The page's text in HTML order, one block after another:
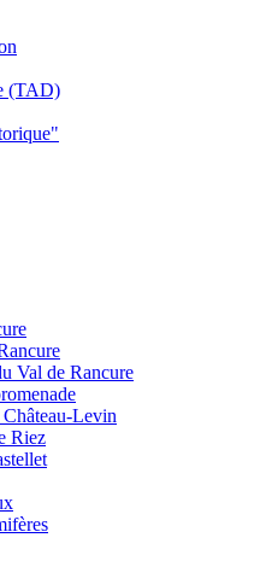
(TAD)
Val de Rancure
Château-Levin
Riez